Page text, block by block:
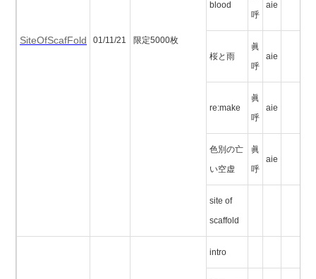
SiteOfScafFold 01/11/21 限定5000枚
blood
呼
aie
桜と雨
眞
呼
aie
re:make
眞
呼
aie
色別の亡
い空虚
眞
呼
aie
site of
scaffold
intro